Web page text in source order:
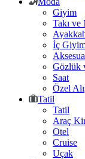
Giyim
Takı ve
İç
Gözlük
Saat
Özel
Tatil
Tatil
Araç
Otel
Cruise
Uçak